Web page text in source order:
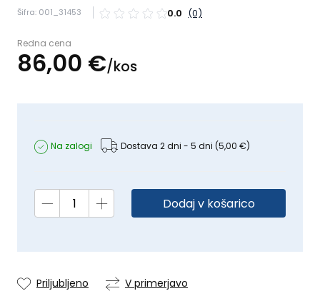
Šifra: 001_31453 0.0 (0)
Redna cena
86,00 €/kos
Na zalogi Dostava 2 dni - 5 dni (5,00 €)
Dodaj v košarico
Priljubljeno V primerjavo